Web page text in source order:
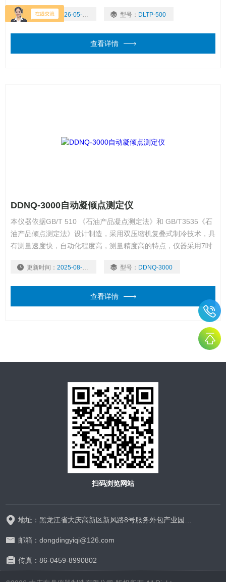
操作性能。适用于测定柴油机燃料和粗柴油，包括含有流动性改进
剂的燃料。不适于装有滤纸过滤器的燃料供应系统内的馏分燃料。
更新时间： 2026-05-20 型号： DLTP-500
查看详情
DDNQ-3000自动凝倾点测定仪
本仪器依据GB/T 510 《石油产品凝点测定法》和 GB/T3535《石
油产品倾点测定法》设计制造，采用双压缩机复叠式制冷技术，具
有测量速度快，自动化程度高，测量精度高的特点，仪器采用7吋
油公司及油料商业部门对石油产品凝点、倾点的测定。
更新时间： 2025-08-04 型号： DDNQ-3000
查看详情
扫码浏览网站
地址：黑龙江省大庆高新区新风路8号服务外包产业园D区D-1厂房325室
邮箱：dongdingyiqi@126.com
传真：86-0459-8990802